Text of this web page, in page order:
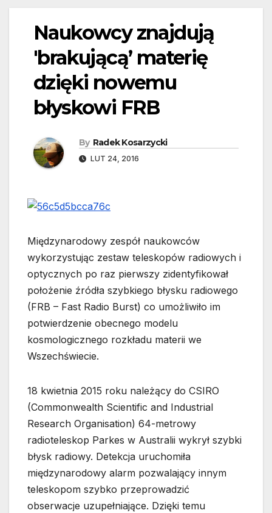
Naukowcy znajdują
'brakującą’ materię
dzięki nowemu
błyskowi FRB
By Radek Kosarzycki
LUT 24, 2016
Międzynarodowy zespół naukowców
wykorzystując zestaw teleskopów radiowych i
optycznych po raz pierwszy zidentyfikował
położenie źródła szybkiego błysku radiowego
(FRB – Fast Radio Burst) co umożliwiło im
potwierdzenie obecnego modelu
kosmologicznego rozkładu materii we
Wszechświecie.
18 kwietnia 2015 roku należący do CSIRO
(Commonwealth Scientific and Industrial
Research Organisation) 64-metrowy
radioteleskop Parkes w Australii wykrył szybki
błysk radiowy. Detekcja uruchomiła
międzynarodowy alarm pozwalający innym
teleskopom szybko przeprowadzić
obserwacje uzupełniające. Dzięki temu